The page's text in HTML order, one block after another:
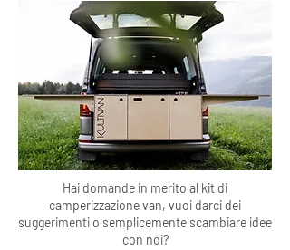
Hai domande in merito al kit di
camperizzazione van, vuoi darci dei
suggerimenti o semplicemente scambiare idee
con noi?